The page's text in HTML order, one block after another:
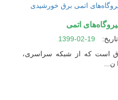
اتمی
تاریخ:
1399-02-19
برق است که از شبکه سراسری،
ن...